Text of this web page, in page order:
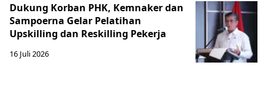
Dukung Korban PHK, Kemnaker dan
Sampoerna Gelar Pelatihan
Upskilling dan Reskilling Pekerja
16 Juli 2026